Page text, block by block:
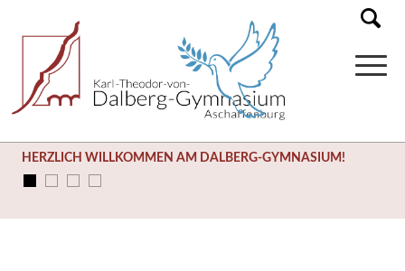
HERZLICH WILLKOMMEN AM DALBERG-GYMNASIUM!